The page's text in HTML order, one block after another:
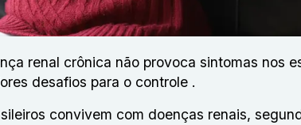
renal crônica não provoca sintomas nos
desafios para o controle .
convivem com doenças renais,